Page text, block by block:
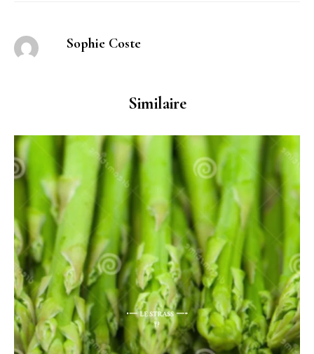
Sophie Coste
Similaire